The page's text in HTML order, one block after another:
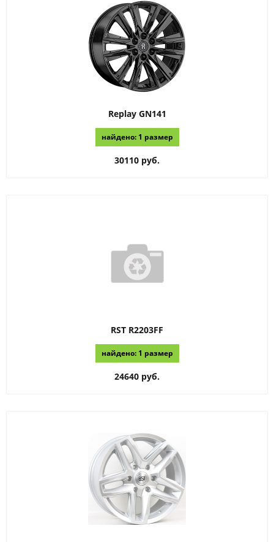
Replay GN141
найдено: 1 размер
30110 руб.
RST R2203FF
найдено: 1 размер
24640 руб.